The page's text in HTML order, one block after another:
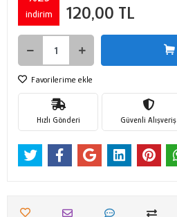
indirim 120,00 TL
Favorilerime ekle
Hızlı Gönderi Güvenli Alışveriş